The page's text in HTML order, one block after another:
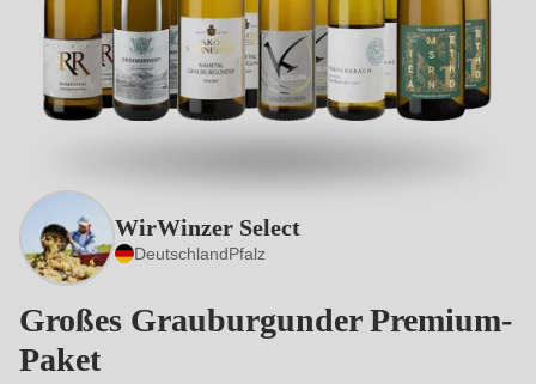
WirWinzer Select
DeutschlandPfalz
Großes Grauburgunder Premium-
Paket